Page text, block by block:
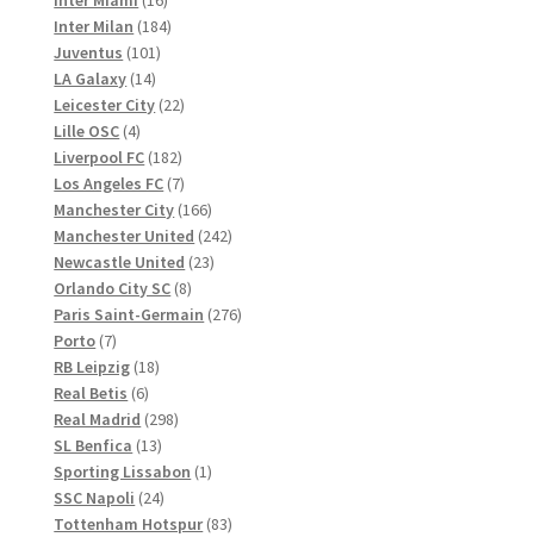
Produkte
Inter Milan 184184
Juventus 101101
LA Galaxy 1414
Produkte
Leicester City 2222
Lille OSC 44
Produkte
Liverpool FC 182182
Produkte
Los Angeles FC 77
Produkte
Manchester City 166166
Produkte
Manchester United 242242
Newcastle United 2323
Orlando City SC 88
Produkte
Paris Saint-Germain 276276
Porto 77
Produkte
RB Leipzig 1818
Real Betis 66
Produkte
Real Madrid 298298
SL Benfica 1313
Produkte
Sporting Lissabon 11
SSC Napoli 2424
Produkte
Tottenham Hotspur 8383